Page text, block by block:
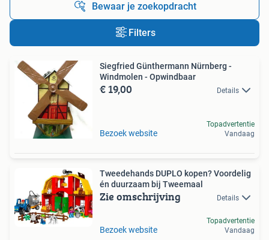
Bewaar je zoekopdracht
Filters
Siegfried Günthermann Nürnberg -
Windmolen - Opwindbaar
€ 19,00 Details
Bezoek website
Topadvertentie
Vandaag
Tweedehands DUPLO kopen? Voordelig
én duurzaam bij Tweemaal
Zie omschrijving Details
Bezoek website
Topadvertentie
Vandaag